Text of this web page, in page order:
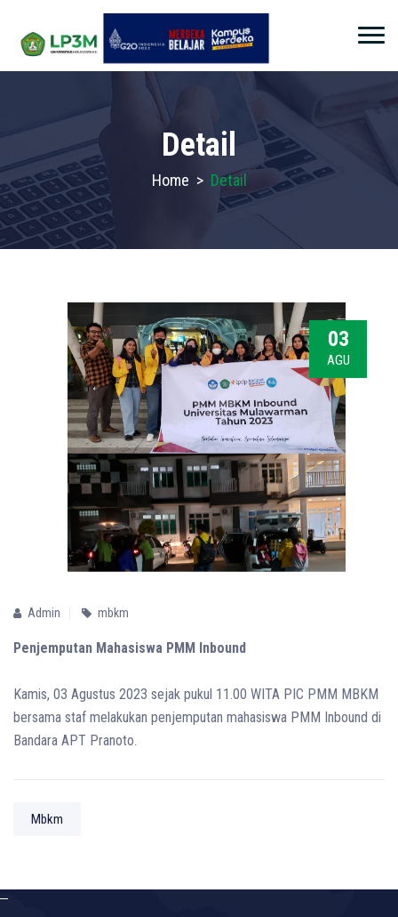
Detail
Home > Detail
03
AGU
Admin mbkm
Penjemputan Mahasiswa PMM Inbound
Kamis, 03 Agustus 2023 sejak pukul 11.00 WITA PIC PMM MBKM
bersama staf melakukan penjemputan mahasiswa PMM Inbound di
Bandara APT Pranoto.
Mbkm